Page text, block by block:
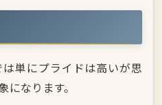
単にプライドは高いが思
なります。